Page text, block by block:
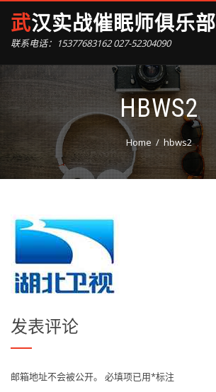
武汉实战催眠师俱乐部
联系电话：15377683162 027-52304090
HBWS2
Home hbws2
发表评论
邮箱地址不会被公开。 必填项已用*标注